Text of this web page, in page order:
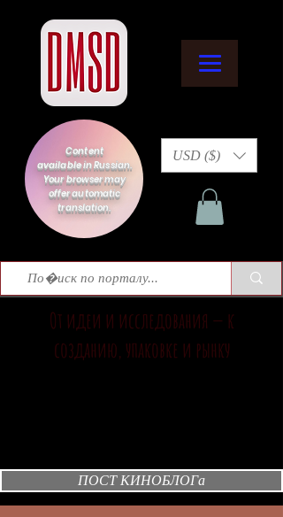
Content
available in Russian.
Your browser may
offer automatic
translation.
USD ($)
От идеи и исследования — к
созданию, упаковке и рынку
ПОСТ КИНОБЛОГа